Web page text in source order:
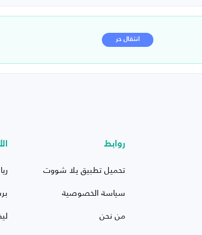
انتقال حر
روابط
تحميل تطبيق يلا شووت
سياسة الخصوصية
من نحن